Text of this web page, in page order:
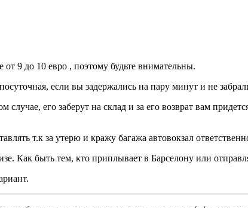
9 до 10 евро , поэтому будьте внимательны.
если вы задержались на пару минут и не
его заберут на склад и за его возврат вам
т.к за утерю и кражу багажа автовокзал
Как быть тем, кто приплывает в Барселону или